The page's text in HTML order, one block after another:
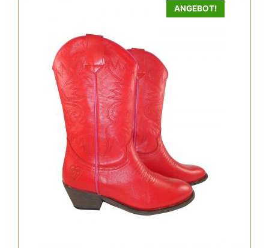
ANGEBOT!